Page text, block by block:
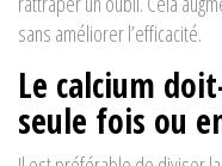
sans améliorer l’efficacité.
Le calcium
seule fois ou